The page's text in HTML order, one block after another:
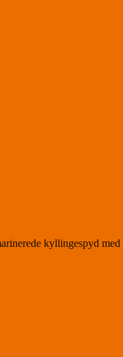
kyllingespyd med